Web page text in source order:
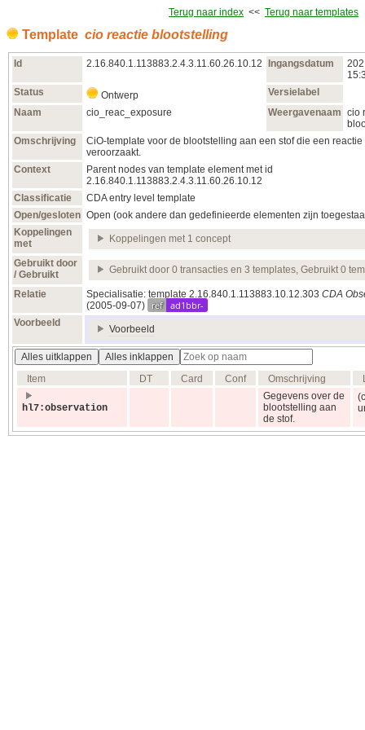
Terug naar index << Terug naar templates
Template cio reactie blootstelling
Id 2.16.840.1.113883.2.4.3.11.60.26.10.12 Ingangsdatum
Status
Ontwerp
Versielabel
Naam
cio_reac_exposure Weergavenaam cio
Omschrijving
CiO-template voor de blootstelling aan een stof die een reactie
veroorzaakt.
Context
Parent nodes van template element met id
2.16.840.1.113883.2.4.3.11.60.26.10.12
Classificatie
CDA entry level template
Open/gesloten Open (ook andere dan gedefinieerde elementen zijn
Koppelingen
met
Koppelingen met 1 concept
Gebruikt door
/ Gebruikt
Gebruikt door 0 transacties en 3 templates, Gebruikt 0
Relatie Specialisatie: template 2.16.840.1.113883.10.12.303 CDA
(2005‑09‑07)
ref ad1bbr-
Voorbeeld
Voorbeeld
Alles uitklappen
Alles inklappen
Item
DT Card Conf Omschrijving
hl7:observation
Gegevens over de
blootstelling aan
de stof.